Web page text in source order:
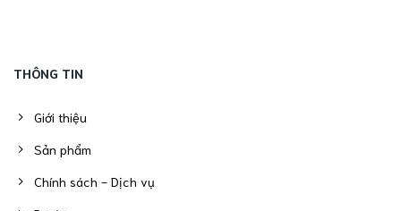
THÔNG TIN
Giới thiệu
Sản phẩm
Chính sách - Dịch vụ